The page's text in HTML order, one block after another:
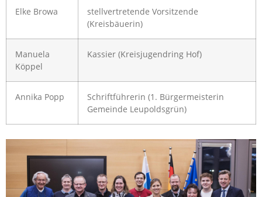
Elke Browa
stellvertretende Vorsitzende
(Kreisbäuerin)
Manuela
Köppel
Kassier (Kreisjugendring Hof)
Annika Popp
Schriftführerin (1. Bürgermeisterin
Gemeinde Leupoldsgrün)